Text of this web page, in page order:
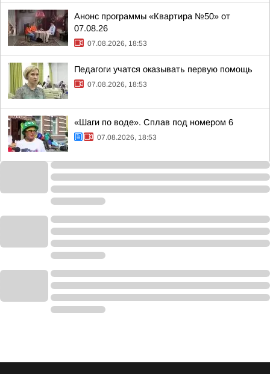
Анонс программы «Квартира №50» от
07.08.26
07.08.2026, 18:53
Педагоги учатся оказывать первую помощь
07.08.2026, 18:53
«Шаги по воде». Сплав под номером 6
07.08.2026, 18:53